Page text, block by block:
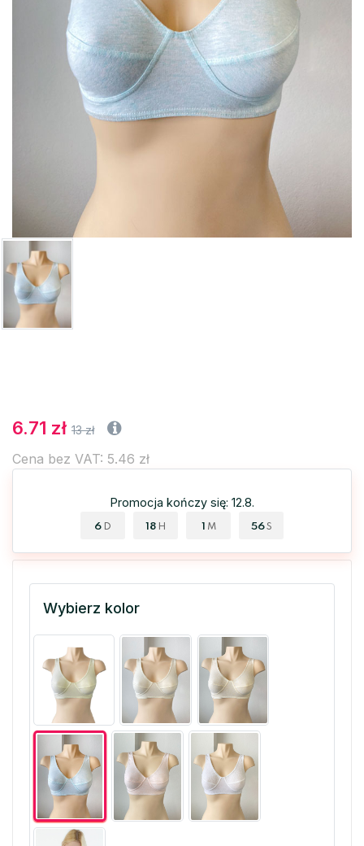
6.71 zł 13 zł
Cena bez VAT: 5.46 zł
Promocja kończy się: 12.8.
6 D 18 H 1 M 56 S
Wybierz kolor